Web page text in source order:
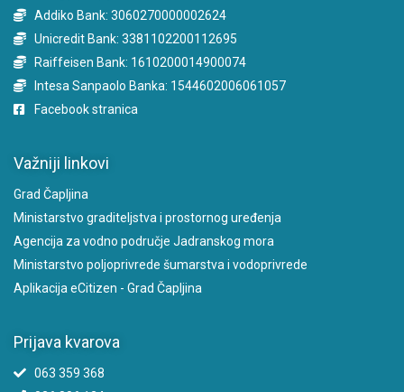
Addiko Bank: 3060270000002624
Unicredit Bank: 3381102200112695
Raiffeisen Bank: 1610200014900074
Intesa Sanpaolo Banka: 1544602006061057
Facebook stranica
Važniji linkovi
Grad Čapljina
Ministarstvo graditeljstva i prostornog uređenja
Agencija za vodno područje Jadranskog mora
Ministarstvo poljoprivrede šumarstva i vodoprivrede
Aplikacija eCitizen - Grad Čapljina
Prijava kvarova
063 359 368